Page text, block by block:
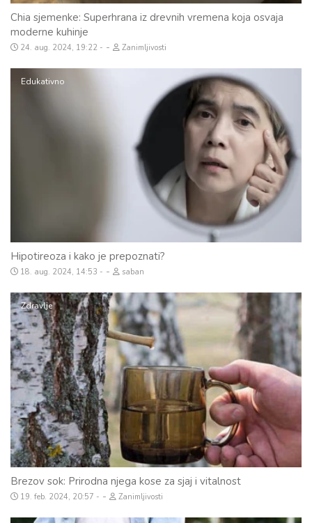
Chia sjemenke: Superhrana iz drevnih vremena koja osvaja
moderne kuhinje
24. aug. 2024, 19:22 - Zanimljivosti
Edukativno
Hipotireoza i kako je prepoznati?
18. aug. 2024, 14:53 - saban
Zdravlje
Brezov sok: Prirodna njega kose za sjaj i vitalnost
19. feb. 2024, 20:57 - Zanimljivosti